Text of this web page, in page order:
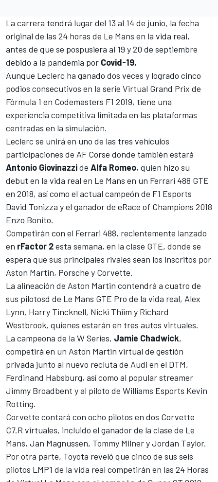
La carrera tendrá lugar del 13 al 14 de junio, la fecha
original de las 24 horas de Le Mans en la vida real,
antes de que se pospusiera al 19 y 20 de septiembre
debido a la pandemia por Covid-19.
Aunque Leclerc ha ganado dos veces y logrado cinco
podios consecutivos en la serie Virtual Grand Prix de
Fórmula 1 en Codemasters F1 2019, tiene una
experiencia competitiva limitada en las plataformas
centradas en la simulación.
Leclerc se unirá en uno de las tres vehículos
participaciones de AF Corse donde también estará
Antonio Giovinazzide Alfa Romeo, quien hizo su
debut en la vida real en Le Mans en un Ferrari 488 GTE
en 2018, así como el actual campeón de F1 Esports
David Tonizza y el ganador de eRace of Champions 2018
Enzo Bonito.
Competirán con el Ferrari 488, recientemente lanzado
en rFactor 2esta semana, en la clase GTE, donde se
espera que sus principales rivales sean los inscritos por
Aston Martin, Porsche y Corvette.
La alineación de Aston Martin contendrá a cuatro de
sus pilotosd de Le Mans GTE Pro de la vida real, Alex
Lynn, Harry Tincknell, Nicki Thiim y Richard
Westbrook, quienes estarán en tres autos virtuales.
La campeona de la W Series, Jamie Chadwick,
competirá en un Aston Martin virtual de gestión
privada junto al nuevo recluta de Audi en el DTM,
Ferdinand Habsburg, así como al popular streamer
Jimmy Broadbent y al piloto de Williams Esports Kevin
Rotting.
Corvette contará con ocho pilotos en dos Corvette
C7.R virtuales, incluido el ganador de la clase de Le
Mans, Jan Magnussen, Tommy Milner y Jordan Taylor.
Por otra parte, Toyota reveló que cinco de sus seis
pilotos LMP1 de la vida real competirán en las 24 Horas